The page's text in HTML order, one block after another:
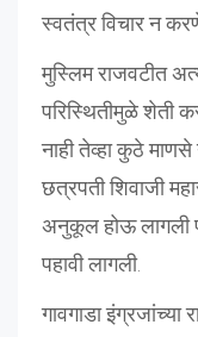
स्वतंत्र विचार न
मुस्लिम राजवटीत
परिस्थितीमुळे शेती
नाही तेव्हा कुठे
छत्रपती शिवाजी
अनुकूल होऊ लागली
पहावी लागली.
गावगाडा इंग्रजांच्या